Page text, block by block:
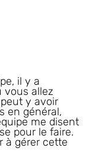
il y a
vous allez
y avoir
en général,
me disent
pour le faire.
à gérer cette